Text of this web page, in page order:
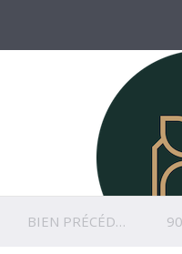
BIEN PRÉCÉDENT